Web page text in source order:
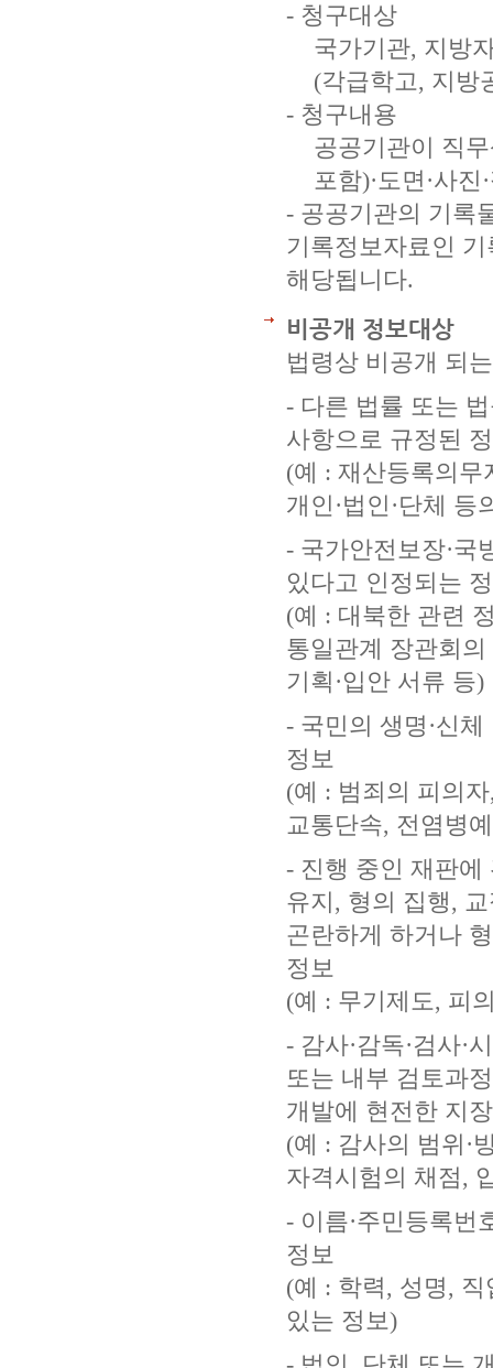
- 청구대상
국가기관, 지방
(각급학고, 지방
- 청구내용
공공기관이 직
포함)·도면·사
- 공공기관의 기록
기록정보자료인
해당됩니다.
비공개 정보대상
법령상 비공개 되
- 다른 법률 또는
사항으로 규정된
(예 : 재산등록의
개인·법인·단체
- 국가안전보장·국
있다고 인정되는
(예 : 대북한 관련
통일관계 장관회
기획·입안 서류 등)
- 국민의 생명·신
정보
(예 : 범죄의 피의
교통단속, 전염병
- 진행 중인 재판에
유지, 형의 집행,
곤란하게 하거나
정보
(예 : 무기제도, 피
- 감사·감독·검사·
또는 내부 검토과
개발에 현전한 지
(예 : 감사의 범위·
자격시험의 채점,
- 이름·주민등록번
정보
(예 : 학력, 성명,
있는 정보)